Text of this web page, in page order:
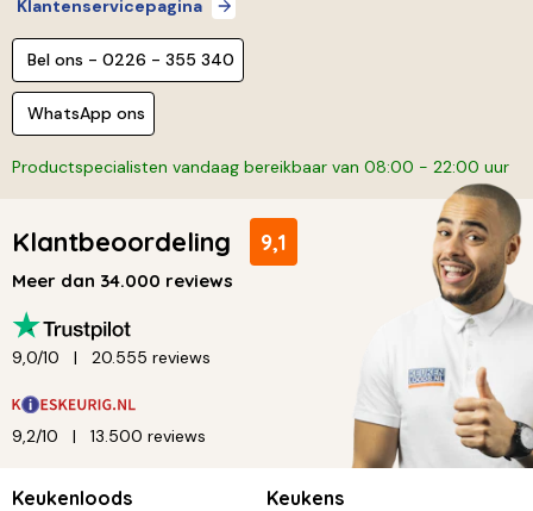
Klantenservicepagina
Bel ons - 0226 - 355 340
WhatsApp ons
Productspecialisten vandaag bereikbaar van 08:00 - 22:00 uur
Klantbeoordeling 9,1
Meer dan 34.000 reviews
9,0/10 20.555 reviews
9,2/10 13.500 reviews
Keukenloods Keukens